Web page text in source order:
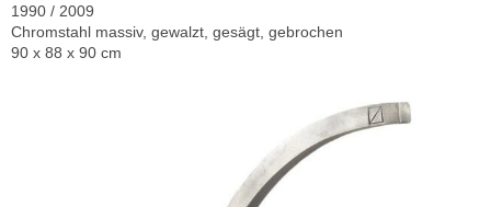
1990 / 2009
Chromstahl massiv, gewalzt, gesägt, gebrochen
90 x 88 x 90 cm